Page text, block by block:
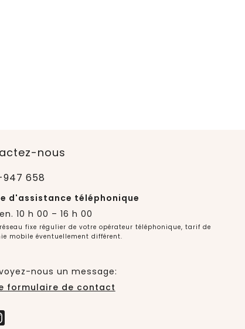
nous
658
d'assistance téléphonique
10 h 00 – 16 h 00
fixe régulier de votre opérateur téléphonique, tarif de
mobile éventuellement différent.
nous un message:
formulaire de contact